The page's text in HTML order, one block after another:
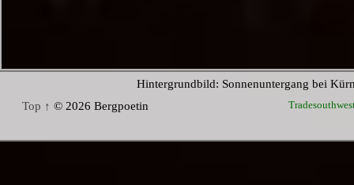
Hintergrundbild: Sonnenuntergang bei
Top ↑ © 2026 Bergpoetin